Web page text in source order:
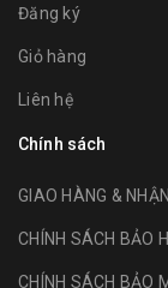
Đăng ký
Giỏ hàng
Liên hệ
Chính sách
GIAO HÀNG &
CHÍNH SÁCH BẢO
CHÍNH SÁCH BẢO